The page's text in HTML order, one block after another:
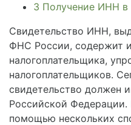
3 Получение ИНН
Свидетельство ИНН,
ФНС России, содержит
налогоплательщика,
налогоплательщиков.
свидетельство должен
Российской
помощью нескольких